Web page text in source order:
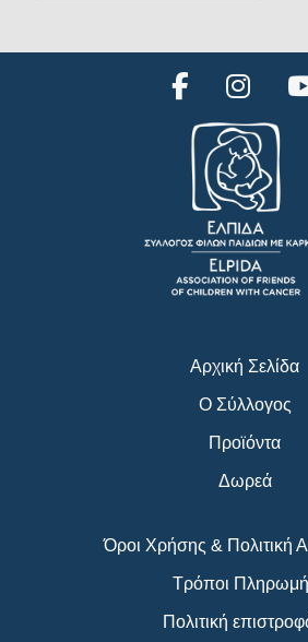
c
e
b
o
o
k
s
t
a
g
r
a
m
Αρχική Σελίδα
Ο Σύλλογος
Προϊόντα
Δωρεά
Όροι Χρήσης & Πολιτική
Τρόποι
Πολιτική